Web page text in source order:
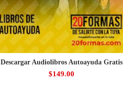
Descargar Audiolibros Autoayuda Gratis
$149.00